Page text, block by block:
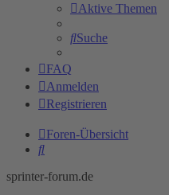
Aktive Themen
Suche
FAQ
Anmelden
Registrieren
Foren-Übersicht
Suche
sprinter-forum.de